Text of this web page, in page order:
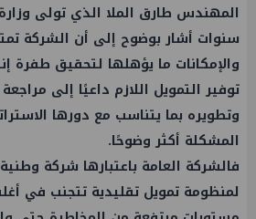
المهندس طارق الملا الذي تولى
سنوات أشار بوضوح إلى أن الشركة
والإمكانات ما يؤهلها لتحقيق طفرة
توفير التمويل اللازم داعيًا إلى
وتطويره بما يتناسب مع دورها
المشكلة أكثر وضوحًا.
فالشركة العامة باعتبارها شركة
لمنظومة تمويل تقليدية تتجنب في